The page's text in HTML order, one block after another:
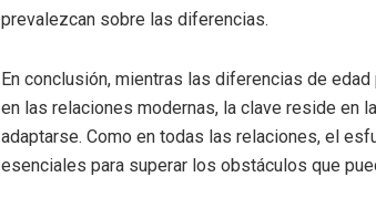
prevalezcan sobre las diferencias.
En conclusión, mientras las diferencias de
en las relaciones modernas, la clave reside en
adaptarse. Como en todas las relaciones, el
esenciales para superar los obstáculos que